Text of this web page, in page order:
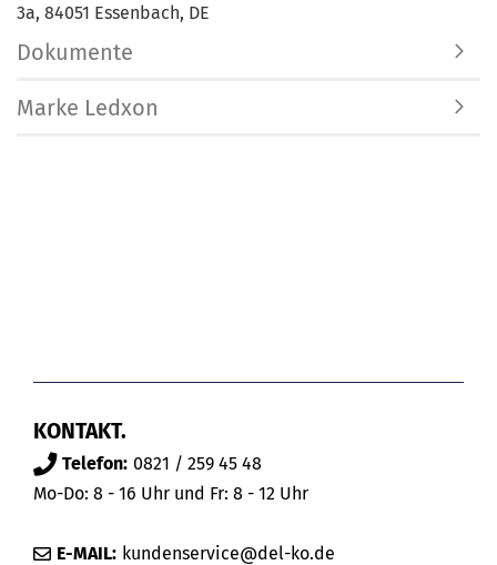
3a, 84051 Essenbach, DE
Dokumente
Marke Ledxon
KONTAKT.
Telefon: 0821 / 259 45 48
Mo-Do: 8 - 16 Uhr und Fr: 8 - 12 Uhr
E-MAIL: kundenservice@del-ko.de